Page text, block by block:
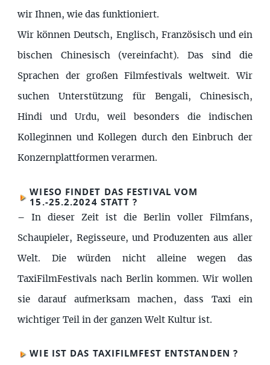
wir Ihnen, wie das funktioniert.
Wir können Deutsch, Englisch, Französisch und ein
bischen Chinesisch (vereinfacht). Das sind die
Sprachen der großen Filmfestivals weltweit. Wir
suchen Unterstützung für Bengali, Chinesisch,
Hindi und Urdu, weil besonders die indischen
Kolleginnen und Kollegen durch den Einbruch der
Konzernplattformen verarmen.
WIESO FINDET DAS FESTIVAL VOM
15.-25.2.2024 STATT ?
– In dieser Zeit ist die Berlin voller Filmfans,
Schaupieler, Regisseure, und Produzenten aus aller
Welt. Die würden nicht alleine wegen das
TaxiFilmFestivals nach Berlin kommen. Wir wollen
sie darauf aufmerksam machen, dass Taxi ein
wichtiger Teil in der ganzen Welt Kultur ist.
WIE IST DAS TAXIFILMFEST ENTSTANDEN ?